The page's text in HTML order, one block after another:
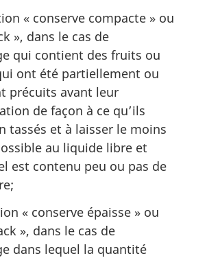
« conserve compacte » ou
», dans le cas de
qui contient des fruits ou
ont été partiellement ou
précuits avant leur
de façon à ce qu’ils
tassés et à laisser le moins
au liquide libre et
est contenu peu ou pas de
« conserve épaisse » ou
», dans le cas de
dans lequel la quantité